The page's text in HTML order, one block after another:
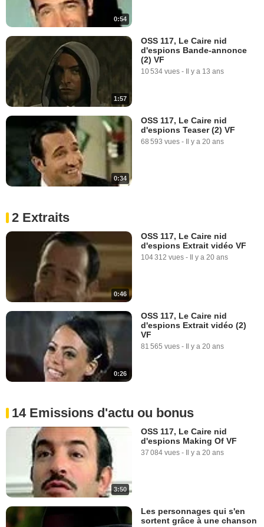
0:54
1:57
OSS 117, Le Caire nid
d'espions Bande-annonce
(2) VF
10 534 vues - Il y a 13 ans
0:34
OSS 117, Le Caire nid
d'espions Teaser (2) VF
68 593 vues - Il y a 20 ans
2 Extraits
0:46
OSS 117, Le Caire nid
d'espions Extrait vidéo VF
104 312 vues - Il y a 20 ans
0:26
OSS 117, Le Caire nid
d'espions Extrait vidéo (2)
VF
81 565 vues - Il y a 20 ans
14 Emissions d'actu ou bonus
3:50
OSS 117, Le Caire nid
d'espions Making Of VF
37 084 vues - Il y a 20 ans
Les personnages qui s'en
sortent grâce à une chanson